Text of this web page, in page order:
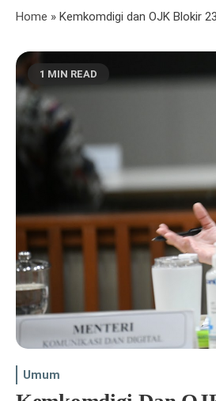
Home » Kemkomdigi dan OJK Blokir
1 MIN READ
Umum